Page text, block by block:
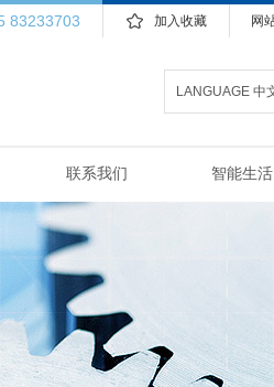
网
加入收藏
83233703
LANGUAGE 中
联系我们 智能生活